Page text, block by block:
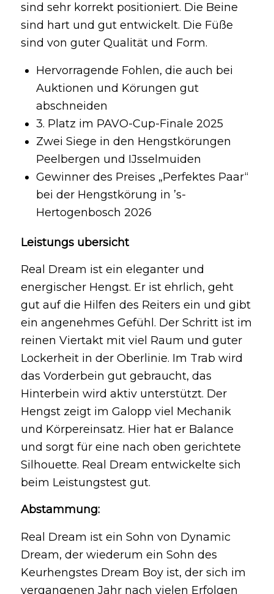
sind sehr korrekt positioniert. Die Beine
sind hart und gut entwickelt. Die Füße
sind von guter Qualität und Form.
Hervorragende Fohlen, die auch bei
Auktionen und Körungen gut
abschneiden
3. Platz im PAVO-Cup-Finale 2025
Zwei Siege in den Hengstkörungen
Peelbergen und IJsselmuiden
Gewinner des Preises „Perfektes Paar“
bei der Hengstkörung in ’s-
Hertogenbosch 2026
Leistungs ubersicht
Real Dream ist ein eleganter und
energischer Hengst. Er ist ehrlich, geht
gut auf die Hilfen des Reiters ein und gibt
ein angenehmes Gefühl. Der Schritt ist im
reinen Viertakt mit viel Raum und guter
Lockerheit in der Oberlinie. Im Trab wird
das Vorderbein gut gebraucht, das
Hinterbein wird aktiv unterstützt. Der
Hengst zeigt im Galopp viel Mechanik
und Körpereinsatz. Hier hat er Balance
und sorgt für eine nach oben gerichtete
Silhouette. Real Dream entwickelte sich
beim Leistungstest gut.
Abstammung:
Real Dream ist ein Sohn von Dynamic
Dream, der wiederum ein Sohn des
Keurhengstes Dream Boy ist, der sich im
vergangenen Jahr nach vielen Erfolgen